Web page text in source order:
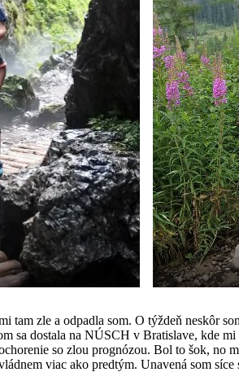
tam zle a odpadla som. O týždeň neskôr
sa dostala na NÚSCH v Bratislave, kde
so zlou prognózou. Bol to šok,
viac ako predtým. Unavená som